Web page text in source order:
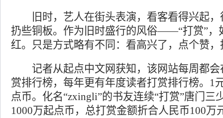
旧时，艺人在街头表演，看客看得兴起，
扔些铜板。作为旧时盛行的风俗——“打赏”，
红。只是方式略有不同：看高兴了，点个赞
记者从起点中文网获知，该网站每周都会
赏排行榜，每年更有年度读者打赏排行榜。1
点币。化名“zxingli”的书友连续“打赏”唐门三
1000万起点币，总打赏金额折合人民币100万